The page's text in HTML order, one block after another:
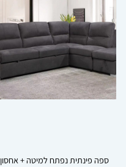
ספה פינתית נפתח למיטה + אחסון